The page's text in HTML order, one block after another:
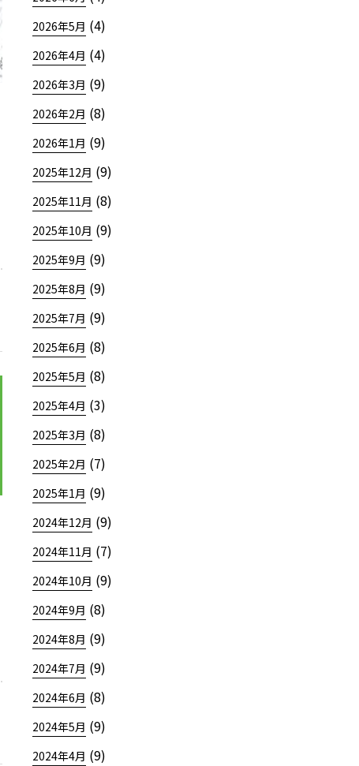
2026年5月 (4)
2026年4月 (4)
2026年3月 (9)
2026年2月 (8)
2026年1月 (9)
2025年12月 (9)
2025年11月 (8)
2025年10月 (9)
2025年9月 (9)
2025年8月 (9)
2025年7月 (9)
2025年6月 (8)
2025年5月 (8)
2025年4月 (3)
2025年3月 (8)
2025年2月 (7)
2025年1月 (9)
2024年12月 (9)
2024年11月 (7)
2024年10月 (9)
2024年9月 (8)
2024年8月 (9)
2024年7月 (9)
2024年6月 (8)
2024年5月 (9)
2024年4月 (9)